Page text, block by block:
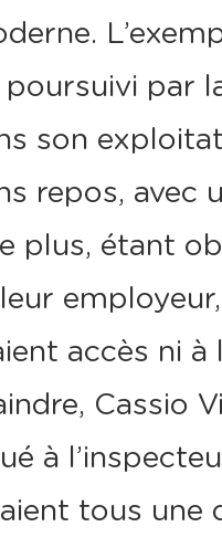
poursuivi par
son
repos, avec
plus, étant
accès ni
Cassio
à
tous